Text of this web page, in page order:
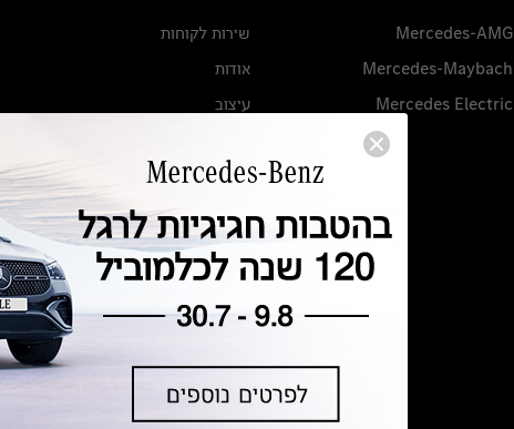
Mercedes-AMG
Mercedes-Maybach
Mercedes Electric
שירות לקוחות
אודות
עיצוב
מגזין מרצדס-בנץ
ספרי רכב מרצדס-בנץ
נתוני זיהום אוויר וצריכת דלק וחשמל
נתוני תווית צמיגים
מחירון חלפים
הודעה על הטבות לרכבי מרצדס בהסדר